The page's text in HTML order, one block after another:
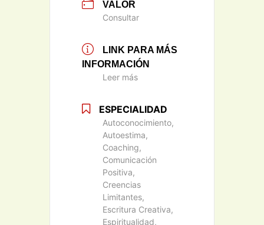
VALOR
Consultar
LINK PARA MÁS
INFORMACIÓN
Leer más
ESPECIALIDAD
Autoconocimiento,
Autoestima,
Coaching,
Comunicación
Positiva,
Creencias
Limitantes,
Escritura Creativa,
Espiritualidad,